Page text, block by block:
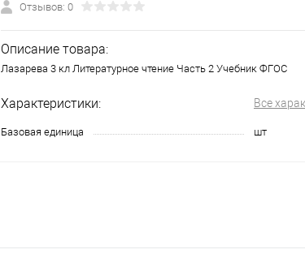
Отзывов: 0
Описание товара:
Лазарева 3 кл Литературное чтение Часть 2 Учебник ФГОС
Характеристики: Все
Базовая единица шт